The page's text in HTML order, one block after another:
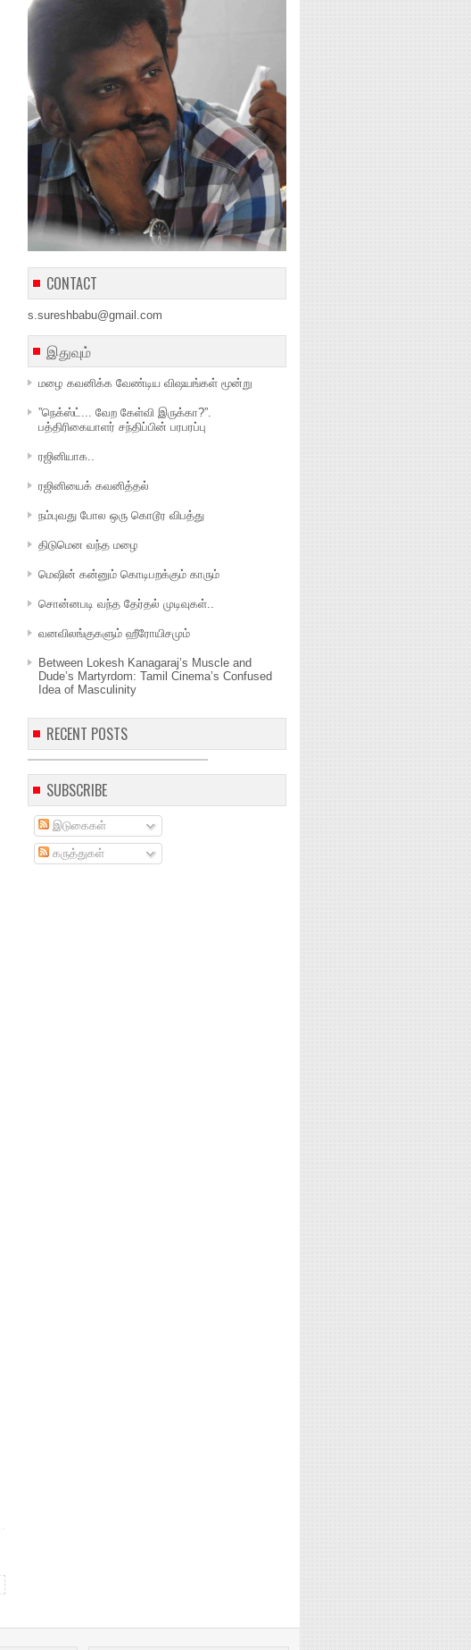
CONTACT
s.sureshbabu@gmail.com
இதுவும்
மழை கவனிக்க வேண்டிய விஷயங்கள் மூன்று
”நெக்ஸ்ட்... வேற கேள்வி இருக்கா?”.
பத்திரிகையாளர் சந்திப்பின் பரபரப்பு
ரஜினியாக..
ரஜினியைக் கவனித்தல்
நம்புவது போல ஒரு கொடூர விபத்து
திடுமென வந்த மழை
மெஷின் கன்னும் கொடிபறக்கும் காரும்
சொன்னபடி வந்த தேர்தல் முடிவுகள்..
வனவிலங்குகளும் ஹீரோயிசமும்
Between Lokesh Kanagaraj’s Muscle and
Dude’s Martyrdom: Tamil Cinema’s Confused
Idea of Masculinity
RECENT POSTS
SUBSCRIBE
இடுகைகள்
கருத்துகள்